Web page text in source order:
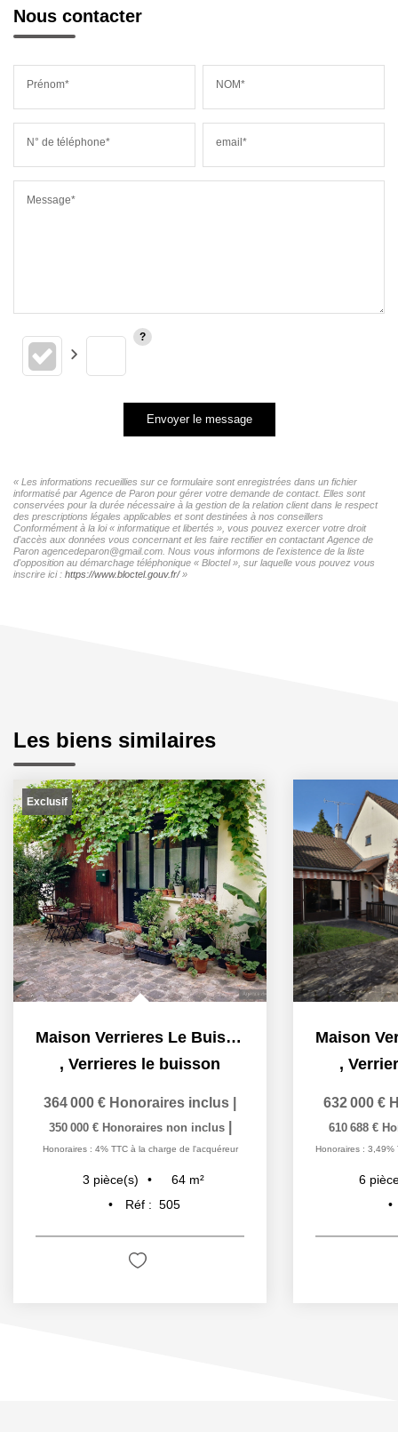
Nous contacter
Prénom* NOM*
N° de téléphone* email*
Message*
Envoyer le message
« Les informations recueillies sur ce formulaire sont enregistrées dans un fichier
informatisé par Agence de Paron pour gérer votre demande de contact. Elles sont
conservées pour la durée nécessaire à la gestion de la relation client dans le respect
des prescriptions légales applicables et sont destinées à nos conseillers
Conformément à la loi « informatique et libertés », vous pouvez exercer votre droit
d'accès aux données vous concernant et les faire rectifier en contactant Agence de
Paron agencedeparon@gmail.com. Nous vous informons de l'existence de la liste
d'opposition au démarchage téléphonique « Bloctel », sur laquelle vous pouvez vous
inscrire ici : https://www.bloctel.gouv.fr/»
Les biens similaires
Exclusif
Maison Verrieres Le Buisson 3 pièce(s) 63,80 m2
, Verrieres le buisson
364 000 € Honoraires inclus
350 000 € Honoraires non inclus
Honoraires : 4% TTC à la charge de l'acquéreur
3 pièce(s) 64 m²
Réf : 505
,
632 000 €
610 688 €
Honoraires : 3,49%
6